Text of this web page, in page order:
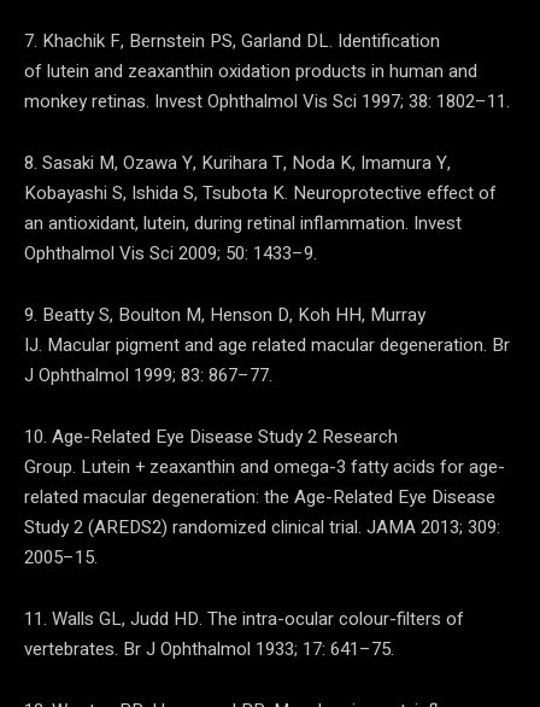
7. Khachik F, Bernstein PS, Garland DL. Identification
of lutein and zeaxanthin oxidation products in human and
monkey retinas. Invest Ophthalmol Vis Sci 1997; 38: 1802–11.
8. Sasaki M, Ozawa Y, Kurihara T, Noda K, Imamura Y,
Kobayashi S, Ishida S, Tsubota K. Neuroprotective effect of
an antioxidant, lutein, during retinal inflammation. Invest
Ophthalmol Vis Sci 2009; 50: 1433–9.
9. Beatty S, Boulton M, Henson D, Koh HH, Murray
IJ. Macular pigment and age related macular degeneration. Br
J Ophthalmol 1999; 83: 867–77.
10. Age-Related Eye Disease Study 2 Research
Group. Lutein + zeaxanthin and omega-3 fatty acids for age-
related macular degeneration: the Age-Related Eye Disease
Study 2 (AREDS2) randomized clinical trial. JAMA 2013; 309:
2005–15.
11. Walls GL, Judd HD. The intra-ocular colour-filters of
vertebrates. Br J Ophthalmol 1933; 17: 641–75.